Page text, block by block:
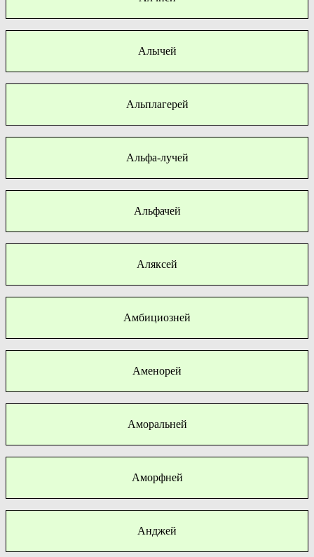
Алычей
Альплагерей
Альфа-лучей
Альфачей
Аляксей
Амбициозней
Аменорей
Аморальней
Аморфней
Анджей